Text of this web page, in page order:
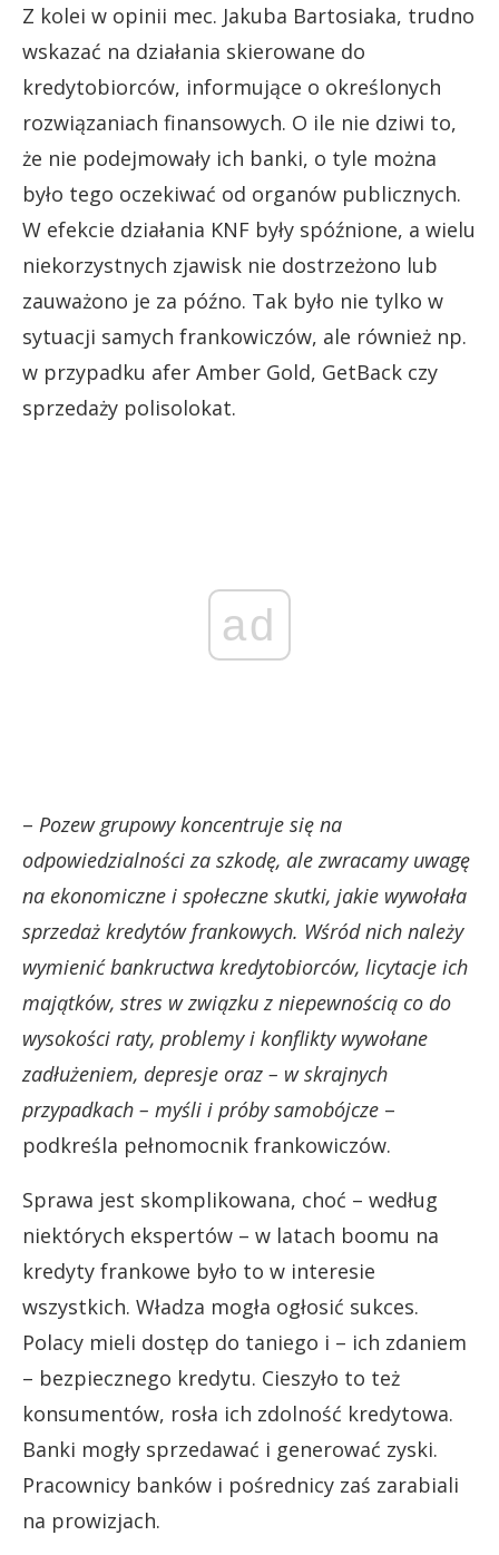
Z kolei w opinii mec. Jakuba Bartosiaka, trudno
wskazać na działania skierowane do
kredytobiorców, informujące o określonych
rozwiązaniach finansowych. O ile nie dziwi to,
że nie podejmowały ich banki, o tyle można
było tego oczekiwać od organów publicznych.
W efekcie działania KNF były spóźnione, a wielu
niekorzystnych zjawisk nie dostrzeżono lub
zauważono je za późno. Tak było nie tylko w
sytuacji samych frankowiczów, ale również np.
w przypadku afer Amber Gold, GetBack czy
sprzedaży polisolokat.
ad
– Pozew grupowy koncentruje się na
odpowiedzialności za szkodę, ale zwracamy uwagę
na ekonomiczne i społeczne skutki, jakie wywołała
sprzedaż kredytów frankowych. Wśród nich należy
wymienić bankructwa kredytobiorców, licytacje ich
majątków, stres w związku z niepewnością co do
wysokości raty, problemy i konflikty wywołane
zadłużeniem, depresje oraz – w skrajnych
przypadkach – myśli i próby samobójcze –
podkreśla pełnomocnik frankowiczów.
Sprawa jest skomplikowana, choć – według
niektórych ekspertów – w latach boomu na
kredyty frankowe było to w interesie
wszystkich. Władza mogła ogłosić sukces.
Polacy mieli dostęp do taniego i – ich zdaniem
– bezpiecznego kredytu. Cieszyło to też
konsumentów, rosła ich zdolność kredytowa.
Banki mogły sprzedawać i generować zyski.
Pracownicy banków i pośrednicy zaś zarabiali
na prowizjach.